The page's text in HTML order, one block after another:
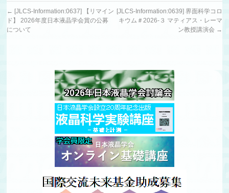
← [JLCS-Information:0637] 【リマイン
ド】 2026年度日本液晶学会賞の公募
について
[JLCS-Information:0639] 界面科学コロ
キウム＃2026-３ マティアス・レーマ
ン教授講演会 →